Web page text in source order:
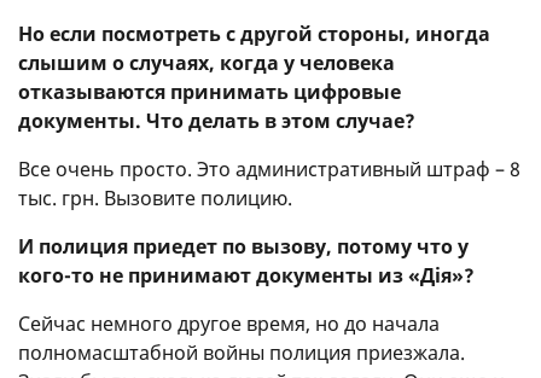
Но если посмотреть с другой стороны, иногда
слышим о случаях, когда у человека
отказываются принимать цифровые
документы. Что делать в этом случае?
Все очень просто. Это административный штраф – 8
тыс. грн. Вызовите полицию.
И полиция приедет по вызову, потому что у
кого-то не принимают документы из «Дія»?
Сейчас немного другое время, но до начала
полномасштабной войны полиция приезжала.